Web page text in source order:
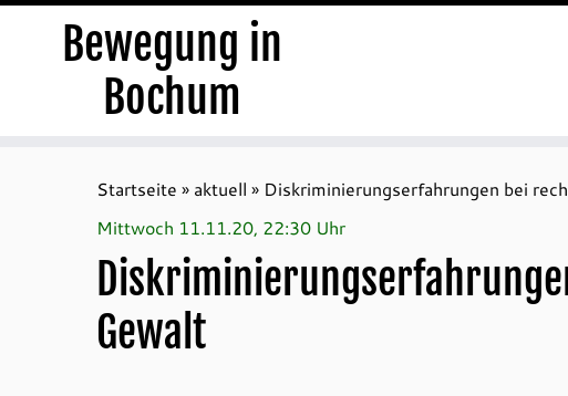
Bewegung in
Bochum
Startseite » aktuell » Diskriminierungserfahrungen bei
Mittwoch 11.11.20, 22:30 Uhr
Gewalt